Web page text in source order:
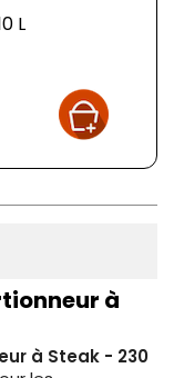
L
à
à Steak - 230